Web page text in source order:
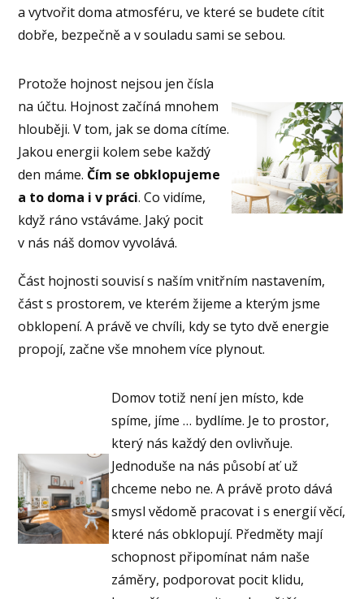
a vytvořit doma atmosféru, ve které se budete cítit
dobře, bezpečně a v souladu sami se sebou.
Protože hojnost nejsou jen čísla
na účtu. Hojnost začíná mnohem
hlouběji. V tom, jak se doma cítíme.
Jakou energii kolem sebe každý
den máme. Čím se obklopujeme
a to doma i v práci. Co vidíme,
když ráno vstáváme. Jaký pocit
v nás náš domov vyvolává.
Část hojnosti souvisí s naším vnitřním nastavením,
část s prostorem, ve kterém žijeme a kterým jsme
obklopení. A právě ve chvíli, kdy se tyto dvě energie
propojí, začne vše mnohem více plynout.
Domov totiž není jen místo, kde
spíme, jíme … bydlíme. Je to prostor,
který nás každý den ovlivňuje.
Jednoduše na nás působí ať už
chceme nebo ne. A právě proto dává
smysl vědomě pracovat i s energií věcí,
které nás obklopují. Předměty mají
schopnost připomínat nám naše
záměry, podporovat pocit klidu,